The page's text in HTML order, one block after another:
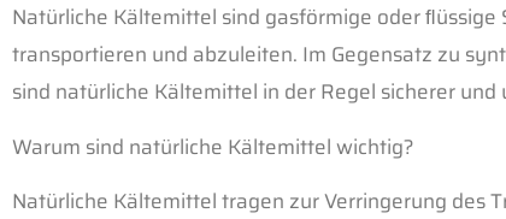
Natürliche Kältemittel sind gasförmige oder
transportieren und abzuleiten. Im Gegensatz zu
sind natürliche Kältemittel in der Regel sicherer
Warum sind natürliche Kältemittel wichtig?
Natürliche Kältemittel tragen zur Verringerung des